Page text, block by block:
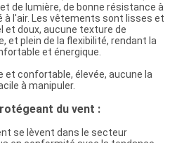
de lumière, de bonne résistance à
à l'air. Les vêtements sont lisses et
et doux, aucune texture de
et plein de la flexibilité, rendant la
et énergique.
et confortable, élevée, aucune la
à manipuler.
du vent :
se lèvent dans le secteur